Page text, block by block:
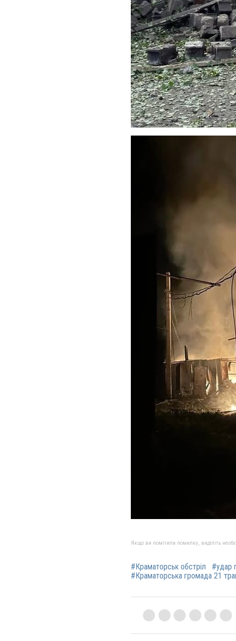
Якщо ви помітили помилку, виділіть
#Краматорськ обстріл #удар
#Краматорська громада 21